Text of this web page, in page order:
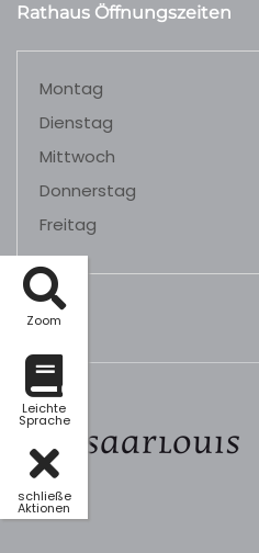
Zoom
Leichte
Sprache
schließe
Aktionen
Rathaus Öffnungszeiten
Montag
Dienstag
Mittwoch
Donnerstag
Freitag